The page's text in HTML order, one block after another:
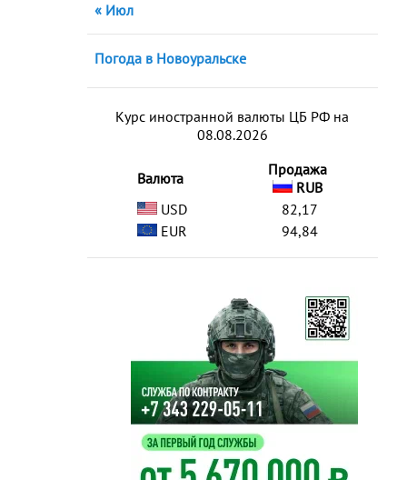
« Июл
Погода в Новоуральске
Курс иностранной валюты ЦБ РФ на
08.08.2026
Валюта
Продажа
RUB
USD
82,17
EUR
94,84